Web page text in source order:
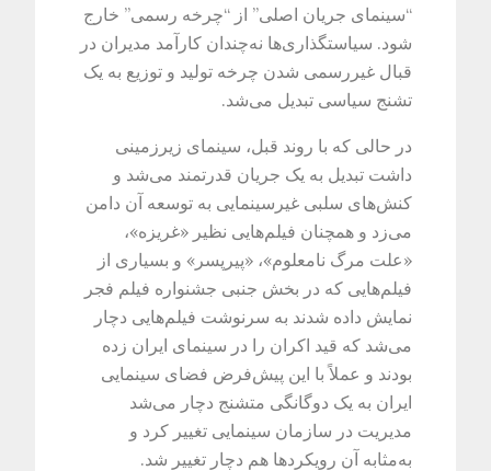
“سینمای جریان اصلی” از “چرخه رسمی” خارج
شود. سیاستگذاری‌ها نه‌چندان کارآمد مدیران در
قبال غیررسمی شدن چرخه تولید و توزیع به یک
تشنج سیاسی تبدیل می‌شد.
در حالی که با روند قبل، سینمای زیرزمینی
داشت تبدیل به یک جریان قدرتمند می‌شد و
کنش‌های سلبی غیرسینمایی به توسعه آن دامن
می‌زد و همچنان فیلم‌هایی نظیر «غریزه»،
«علت مرگ نامعلوم»، «پیرپسر» و بسیاری از
فیلم‌هایی که در بخش جنبی جشنواره فیلم فجر
نمایش داده شدند به سرنوشت فیلم‌هایی دچار
می‌شد که قید اکران را در سینمای ایران زده
بودند و عملاً با این پیش‌فرض فضای سینمایی
ایران به یک دوگانگی متشنج دچار می‌شد
مدیریت در سازمان سینمایی تغییر کرد و
به‌مثابه آن رویکردها هم دچار تغییر شد.